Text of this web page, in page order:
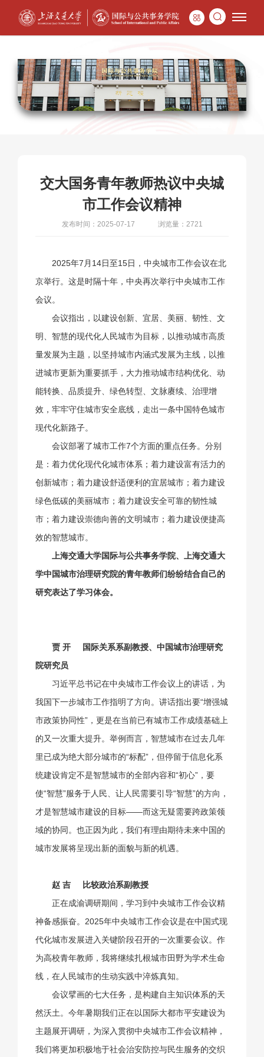
交大国务青年教师热议中央城
市工作会议精神
发布时间：2025-07-17 浏览量：2721
2025年7月14日至15日，中央城市工作会议在北
京举行。这是时隔十年，中央再次举行中央城市工作
会议。
会议指出，以建设创新、宜居、美丽、韧性、文
明、智慧的现代化人民城市为目标，以推动城市高质
量发展为主题，以坚持城市内涵式发展为主线，以推
进城市更新为重要抓手，大力推动城市结构优化、动
能转换、品质提升、绿色转型、文脉赓续、治理增
效，牢牢守住城市安全底线，走出一条中国特色城市
现代化新路子。
会议部署了城市工作7个方面的重点任务。分别
是：着力优化现代化城市体系；着力建设富有活力的
创新城市；着力建设舒适便利的宜居城市；着力建设
绿色低碳的美丽城市；着力建设安全可靠的韧性城
市；着力建设崇德向善的文明城市；着力建设便捷高
效的智慧城市。
上海交通大学国际与公共事务学院、上海交通大
学中国城市治理研究院的青年教师们纷纷结合自己的
研究表达了学习体会。
贾 开 国际关系系副教授、 中国城市治理研究
院研究员
习近平总书记在中央城市工作会议上的讲话，为
我国下一步城市工作指明了方向。讲话指出要“增强城
市政策协同性”，更是在当前已有城市工作成绩基础上
的又一次重大提升。举例而言，智慧城市在过去几年
里已成为绝大部分城市的“标配”，但停留于信息化系
统建设肯定不是智慧城市的全部内容和“初心”，要
使“智慧”服务于人民、让人民需要引导“智慧”的方向，
才是智慧城市建设的目标——而这无疑需要跨政策领
域的协同。也正因为此，我们有理由期待未来中国的
城市发展将呈现出新的面貌与新的机遇。
赵 吉
比较政治系副教授
正在成渝调研期间，学习到中央城市工作会议精
神备感振奋。2025年中央城市工作会议是在中国式现
代化城市发展进入关键阶段召开的一次重要会议。作
为高校青年教师，我将继续扎根城市田野为学术生命
线，在人民城市的生动实践中淬炼真知。
会议擘画的七大任务，是构建自主知识体系的天
然沃土。今年暑期我们正在以国际大都市平安建设为
主题展开调研，为深入贯彻中央城市工作会议精神，
我们将更加积极地于社会治安防控与民生服务的交织